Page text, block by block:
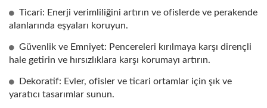
Ticari: Enerji verimliliğini artırın ve ofislerde ve perakende
alanlarında eşyaları koruyun.
Güvenlik ve Emniyet: Pencereleri kırılmaya karşı dirençli
hale getirin ve hırsızlıklara karşı korumayı artırın.
Dekoratif: Evler, ofisler ve ticari ortamlar için şık ve
yaratıcı tasarımlar sunun.